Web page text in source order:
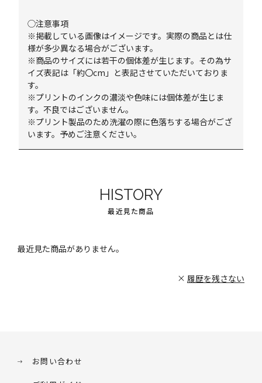
◯注意事項
※掲載している画像はイメージです。実際の商品とは仕
様が多少異なる場合がございます。
※商品のサイズには若干の個体差が生じます。その為サ
イズ表記は「約〇cm」と表記させていただいておりま
す。
※プリントのインクの濃淡や色味には個体差が生じま
す。不良ではございません。
※プリント製品のため洗濯の際に色落ちする場合がござ
います。予めご注意ください。
HISTORY
最近見た商品
最近見た商品がありません。
履歴を残さない
お問い合わせ